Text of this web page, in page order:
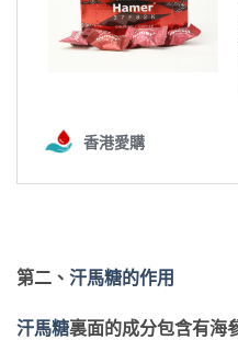
第二、 汗馬糖的作用
汗馬糖裏面的成分包含有海